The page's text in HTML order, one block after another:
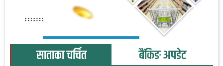
साताका चर्चित बैंकिङ अपडेट